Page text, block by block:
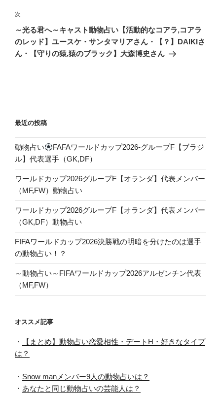
ゲ
ー
シ
ョ
次
投
稿
次
～光る君へ～キャスト動物占い【活動的なコアラ,コアラ
のレッド】ユースケ・サンタマリアさん・【？】DAIKIさ
ん・【守りの猿,猿のブラック】大森博史さん
最近の投稿
動物占い
FAFAワールドカップ2026-グループF【ブラジ
ル】代表選手（GK,DF）
ワールドカップ2026グループF【オランダ】代表メンバー
（MF,FW）動物占い
ワールドカップ2026グループF【オランダ】代表メンバー
（GK,DF）動物占い
FIFAワールドカップ2026決勝戦の明暗を分けたのは選手
の動物占い！？
～動物占い～FIFAワールドカップ2026アルゼンチン代表
（MF,FW）
オススメ記事
・
【まとめ】動物占い恋愛相性・デートH・好きなタイプ
は？
・ Snow manメンバー9人の動物占いは？
・ あなたと同じ動物占いの芸能人は？